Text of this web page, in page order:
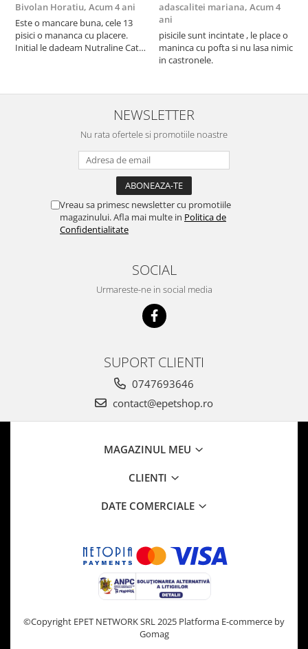
Bivolan Horatiu, Acum 4 ani
Este o mancare buna, cele 13
pisici o mananca cu placere.
Initial le dadeam Nutraline Cat
nu o mananca cu placere. Eu
sunt multumit si voi continua cu
adascalitei mariana, Acum 4
ani
pisicile sunt incintate , le place o
maninca cu pofta si nu lasa nimic
in castronele.
NEWSLETTER
Nu rata ofertele si promotiile noastre
Vreau sa primesc newsletter cu promotiile
magazinului. Afla mai multe in Politica de
Confidentialitate
SOCIAL
Urmareste-ne in social media
SUPORT CLIENTI
0747693646
contact@epetshop.ro
MAGAZINUL MEU
CLIENTI
DATE COMERCIALE
©Copyright EPET NETWORK SRL 2025 Platforma E-commerce by
Gomag